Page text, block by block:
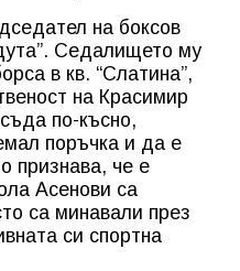
на боксов
Седалището му
в кв. “Слатина”,
на Красимир
по-късно,
поръчка и да е
признава, че е
Асенови са
са минавали през
си спортна